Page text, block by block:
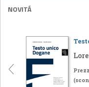
NOVITÁ